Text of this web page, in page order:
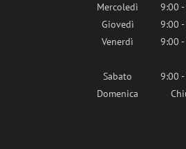
Mercoledì
9:00
Giovedì
9:00
Venerdì
9:00
Sabato
9:00
Domenica